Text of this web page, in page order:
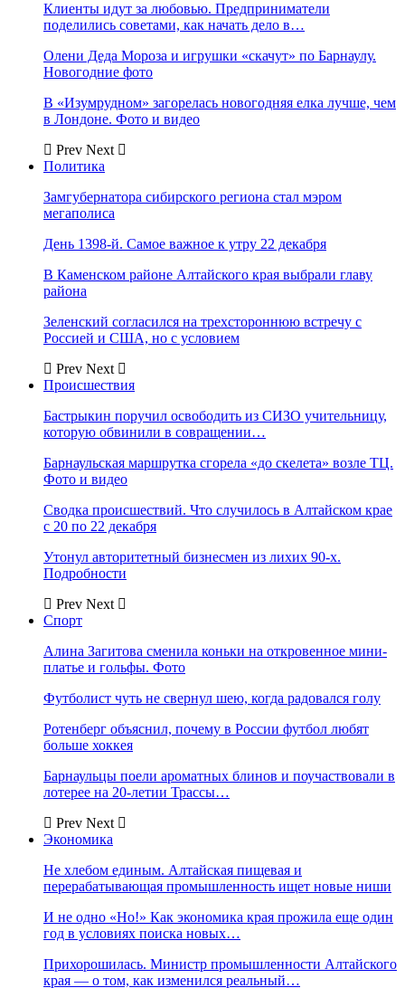
Клиенты идут за любовью. Предприниматели
поделились советами, как начать дело в…
Олени Деда Мороза и игрушки «скачут» по Барнаулу.
Новогодние фото
В «Изумрудном» загорелась новогодняя елка лучше, чем
в Лондоне. Фото и видео
Prev Next
Политика
Замгубернатора сибирского региона стал мэром
мегаполиса
День 1398-й. Самое важное к утру 22 декабря
В Каменском районе Алтайского края выбрали главу
района
Зеленский согласился на трехстороннюю встречу с
Россией и США, но с условием
Prev Next
Происшествия
Бастрыкин поручил освободить из СИЗО учительницу,
которую обвинили в совращении…
Барнаульская маршрутка сгорела «до скелета» возле ТЦ.
Фото и видео
Сводка происшествий. Что случилось в Алтайском крае
с 20 по 22 декабря
Утонул авторитетный бизнесмен из лихих 90-х.
Подробности
Prev Next
Спорт
Алина Загитова сменила коньки на откровенное мини-
платье и гольфы. Фото
Футболист чуть не свернул шею, когда радовался голу
Ротенберг объяснил, почему в России футбол любят
больше хоккея
Барнаульцы поели ароматных блинов и поучаствовали в
лотерее на 20-летии Трассы…
Prev Next
Экономика
Не хлебом единым. Алтайская пищевая и
перерабатывающая промышленность ищет новые ниши
И не одно «Но!» Как экономика края прожила еще один
год в условиях поиска новых…
Прихорошилась. Министр промышленности Алтайского
края — о том, как изменился реальный…